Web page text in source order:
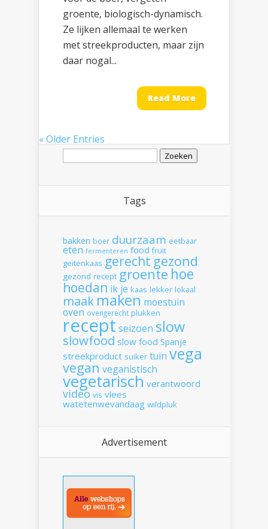
groente, biologisch-dynamisch.
Ze lijken allemaal te werken
met streekproducten, maar zijn
daar nogal...
Read More
« Older Entries
Zoeken
Tags
bakken boer duurzaam eetbaar
eten fermenteren food fruit
geitenkaas gerecht gezond
gezond recept groente hoe
hoedan ik je kaas lekker lokaal
maak maken moestuin
oven ovengerecht plukken
recept seizoen slow
slowfood slow food Spanje
streekproduct suiker tuin vega
vegan veganistisch
vegetarisch verantwoord
video vis vlees
watetenwevandaag wildpluk
Advertisement